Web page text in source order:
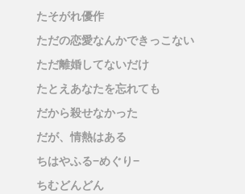
たそがれ優作
ただの恋愛なんかできっこない
ただ離婚してないだけ
たとえあなたを忘れても
だから殺せなかった
だが、情熱はある
ちはやふる−めぐり−
ちむどんどん